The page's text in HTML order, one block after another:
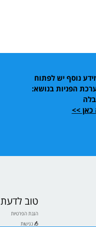
נוסף יש לפתוח
הפניות בנושא:
>>
טוב לדעת
הגנת הפרטיות
נגישות